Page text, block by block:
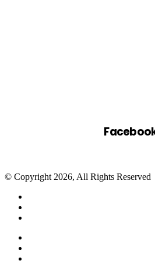
© Copyright 2026, All Rights Reserved
Facebook
Twitter
WhatsApp
Telegram
Close